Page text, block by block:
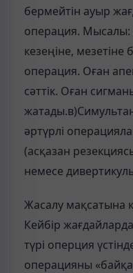
бермейтін ауыр
операция. Мысалы:
кезеңіне, мезетіне
операция. Оған
сәттік. Оған
әртүрлі
(асқазан
немесе
Жасалу мақсатына
Кейбір
түрі оперция
операцияны